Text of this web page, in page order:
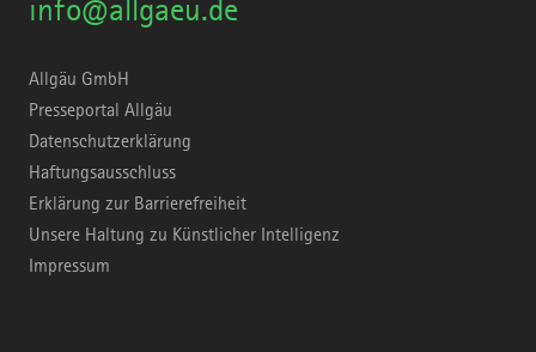
info@allgaeu.de
Allgäu GmbH
Presseportal Allgäu
Datenschutzerklärung
Haftungsausschluss
Erklärung zur Barrierefreiheit
Unsere Haltung zu Künstlicher Intelligenz
Impressum